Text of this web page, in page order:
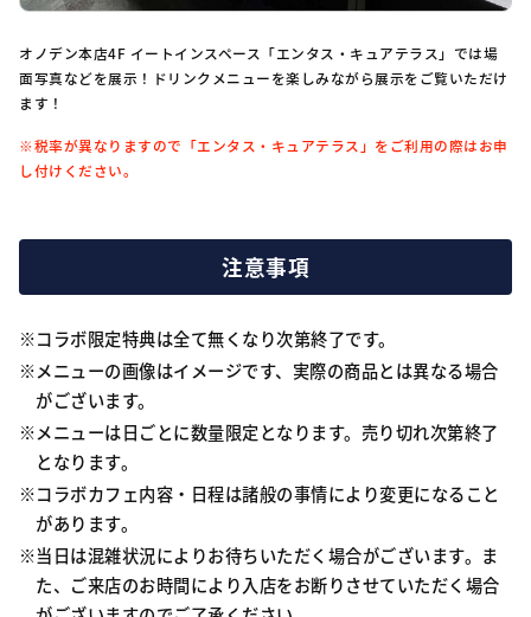
オノデン本店4F イートインスペース「エンタス・キュアテラス」では場
面写真などを展示！ドリンクメニューを楽しみながら展示をご覧いただけ
ます！
※税率が異なりますので「エンタス・キュアテラス」をご利用の際はお申
し付けください。
注意事項
コラボ限定特典は全て無くなり次第終了です。
メニューの画像はイメージです、実際の商品とは異なる場合
がございます。
メニューは日ごとに数量限定となります。売り切れ次第終了
となります。
コラボカフェ内容・日程は諸般の事情により変更になること
があります。
当日は混雑状況によりお待ちいただく場合がございます。ま
た、ご来店のお時間により入店をお断りさせていただく場合